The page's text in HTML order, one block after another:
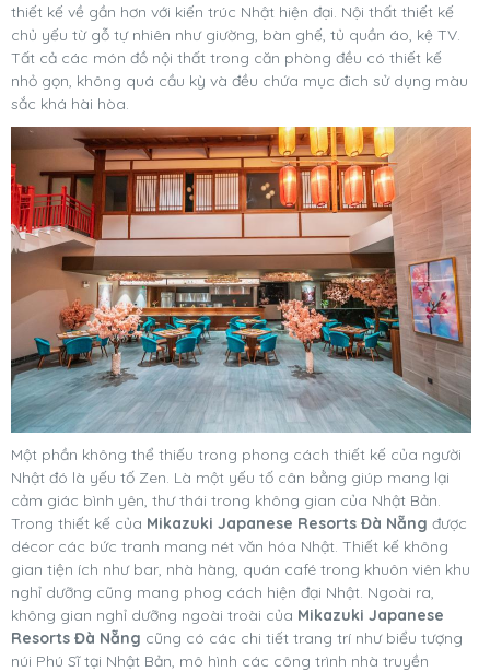
thiết kế về gần hơn với kiến trúc Nhật hiện đại. Nội thất thiết kế
chủ yếu từ gỗ tự nhiên như giường, bàn ghế, tủ quần áo, kệ TV.
Tất cả các món đồ nội thất trong căn phòng đều có thiết kế
nhỏ gọn, không quá cầu kỳ và đều chứa mục đich sử dụng màu
sắc khá hài hòa.
Một phần không thể thiếu trong phong cách thiết kế của người
Nhật đó là yếu tố Zen. Là một yếu tố cân bằng giúp mang lại
cảm giác bình yên, thư thái trong không gian của Nhật Bản.
Trong thiết kế của Mikazuki Japanese Resorts Đà Nẵng được
décor các bức tranh mang nét văn hóa Nhật. Thiết kế không
gian tiện ích như bar, nhà hàng, quán café trong khuôn viên khu
nghỉ dưỡng cũng mang phog cách hiện đại Nhật. Ngoài ra,
không gian nghỉ dưỡng ngoài troài của Mikazuki Japanese
Resorts Đà Nẵng cũng có các chi tiết trang trí như biểu tượng
núi Phú Sĩ tại Nhật Bản, mô hình các công trình nhà truyền